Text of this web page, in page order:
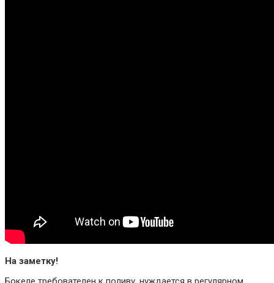
На заметку!